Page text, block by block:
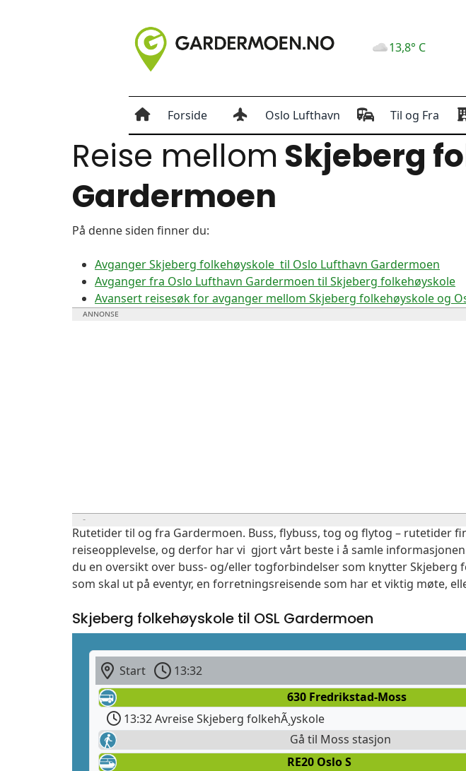
13,8° C
Forside Oslo Lufthavn Til og Fra
Reise mellom Skjeberg
Gardermoen
På denne siden finner du:
Avganger Skjeberg folkehøyskole til Oslo Lufthavn Gardermoen
Avganger fra Oslo Lufthavn Gardermoen til Skjeberg folkehøyskole
Avansert reisesøk for avganger mellom Skjeberg folkehøyskole og
Rutetider til og fra Gardermoen. Buss, flybuss, tog og flytog –
reiseopplevelse, og derfor har vi gjort vårt beste i å samle
du en oversikt over buss- og/eller togforbindelser som knytter
som skal ut på eventyr, en forretningsreisende som har et viktig møte,
Skjeberg folkehøyskole til OSL Gardermoen
Start 13:32
630 Fredrikstad-Moss
13:32 Avreise Skjeberg folkehÃ¸yskole
Gå til Moss stasjon
RE20 Oslo S